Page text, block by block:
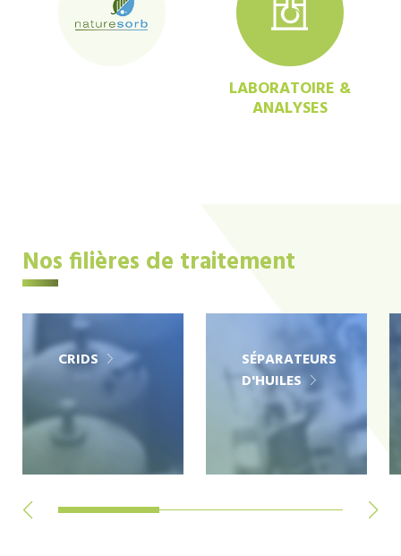
LABORATOIRE &
ANALYSES
Nos filières de traitement
CRIDS
SÉPARATEURS
D'HUILES